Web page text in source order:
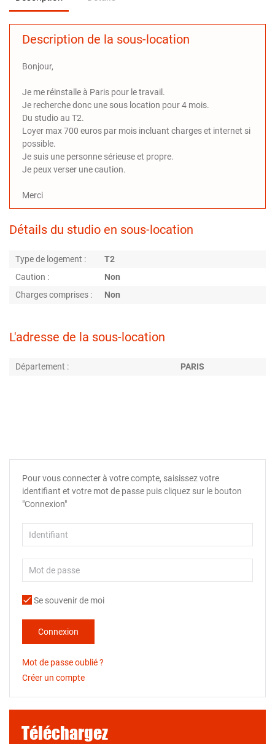
Description de la sous-location
Bonjour,
Je me réinstalle à Paris pour le travail.
Je recherche donc une sous location pour 4 mois.
Du studio au T2.
Loyer max 700 euros par mois incluant charges et internet si
possible.
Je suis une personne sérieuse et propre.
Je peux verser une caution.
Merci
Détails du studio en sous-location
Type de logement :
T2
Caution :
Non
Charges comprises :
Non
L'adresse de la sous-location
Département : PARIS
Pour vous connecter à votre compte, saisissez votre
identifiant et votre mot de passe puis cliquez sur le bouton
"Connexion"
Se souvenir de moi
Connexion
Mot de passe oublié ?
Créer un compte
Téléchargez